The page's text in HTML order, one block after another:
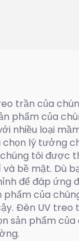
trần của
phẩm của
nhiều loại
lý tưởng
tôi được
bề mặt. Dù
để đáp ứng
phẩm của
Đèn UV
sản phẩm